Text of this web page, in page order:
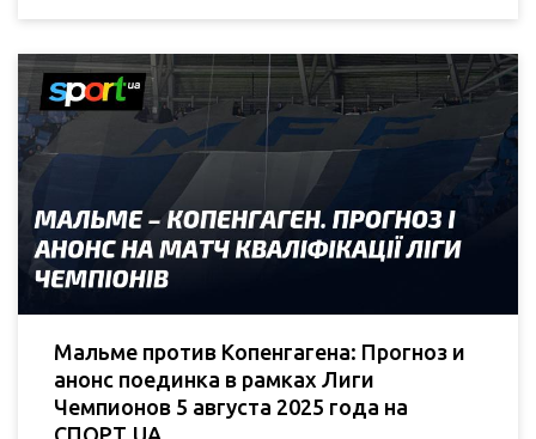
Мальме против Копенгагена: Прогноз и
анонс поединка в рамках Лиги
Чемпионов 5 августа 2025 года на
СПОРТ.UA.